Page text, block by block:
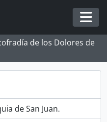
de los Dolores de
de San Juan.